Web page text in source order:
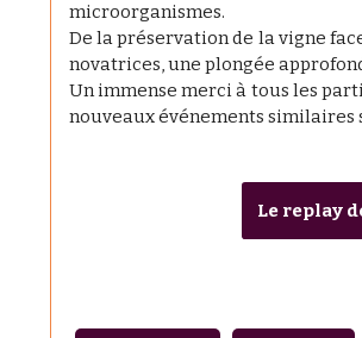
microorganismes.
De la préservation de la vigne
novatrices, une plongée
Un immense merci à tous les
nouveaux événements similaires
Le replay